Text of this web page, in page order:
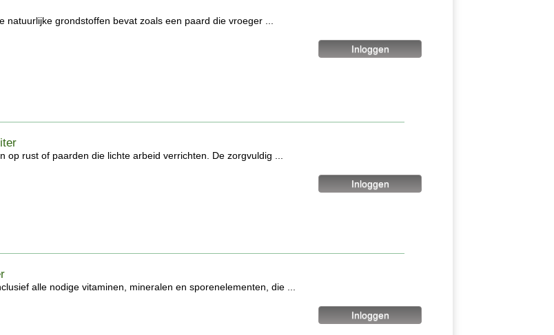
natuurlijke grondstoffen bevat zoals een paard die vroeger ...
op rust of paarden die lichte arbeid verrichten. De zorgvuldig ...
alle nodige vitaminen, mineralen en sporenelementen, die ...